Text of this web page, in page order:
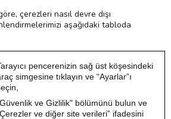
çerezleri nasıl devre dışı
aşağıdaki tabloda
pencerenizin sağ üst köşesindeki
simgesine tıklayın ve “Ayarlar”ı
ve Gizlilik" bölümünü bulun ve
ve diğer site verileri” ifadesini